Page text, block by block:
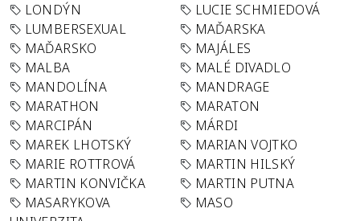
LONDÝN
LUCIE SCHMIEDOVÁ
LUMBERSEXUAL
MAĎARSKA
MAĎARSKO
MAJÁLES
MALBA
MALÉ DIVADLO
MANDOLÍNA
MANDRAGE
MARATHON
MARATON
MARCIPÁN
MÁRDI
MAREK LHOTSKÝ
MARIAN VOJTKO
MARIE ROTTROVÁ
MARTIN HILSKÝ
MARTIN KONVIČKA
MARTIN PUTNA
MASARYKOVA
MASO